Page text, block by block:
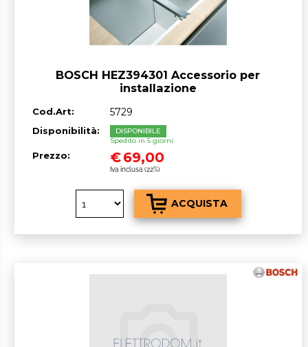
BOSCH HEZ394301 Accessorio per
installazione
Cod.Art: 5729
Disponibilità:
DISPONIBILE
Spedito in 5 giorni
Prezzo: €69,00
Iva inclusa (22%)